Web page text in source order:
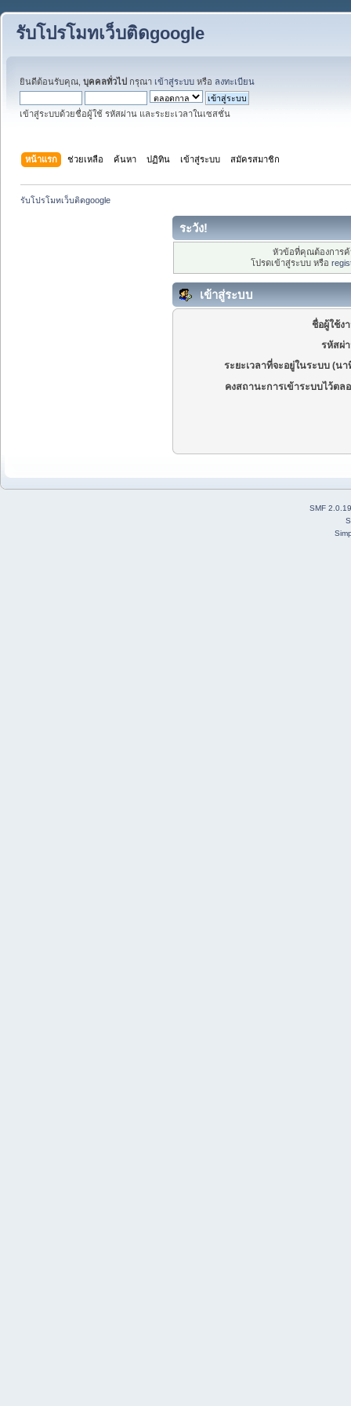
รับโปรโมทเว็บติดgoogle
ยินดีต้อนรับคุณ, บุคคลทั่วไป กรุณา เข้าสู่ระบบ หรือ ลงทะเบียน
เข้าสู่ระบบด้วยชื่อผู้ใช้ รหัสผ่าน และระยะเวลาในเซสชั่น
หน้าแรก ช่วยเหลือ ค้นหา ปฏิทิน เข้าสู่ระบบ สมัครสมาชิก
รับโปรโมทเว็บติดgoogle
ระวัง!
หัวข้อที่คุณต้องการ
โปรดเข้าสู่ระบบ หรือ
เข้าสู่ระบบ
ชื่อผู้ใช้ง
รหัสผ่
ระยะเวลาที่จะอยู่ในระบบ (นา
คงสถานะการเข้าระบบไว้ตล
SMF 2.0.19